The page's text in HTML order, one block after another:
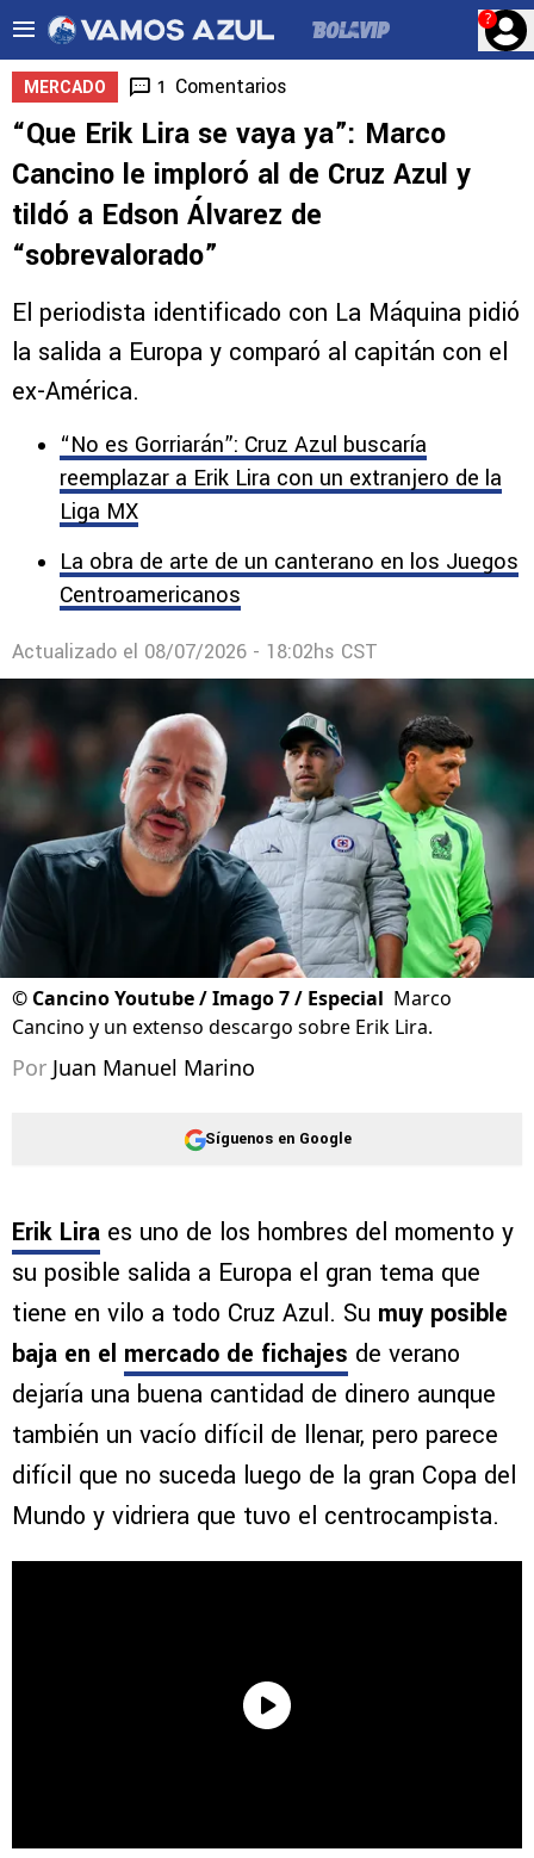
?
MERCADO 1 Comentarios
“Que Erik Lira se vaya ya”: Marco
Cancino le imploró al de Cruz Azul y
tildó a Edson Álvarez de
“sobrevalorado”
El periodista identificado con La Máquina pidió
la salida a Europa y comparó al capitán con el
ex-América.
“No es Gorriarán”: Cruz Azul buscaría
reemplazar a Erik Lira con un extranjero de la
Liga MX
La obra de arte de un canterano en los Juegos
Centroamericanos
Actualizado el 08/07/2026 - 18:02hs CST
© Cancino Youtube / Imago 7 / Especial Marco
Cancino y un extenso descargo sobre Erik Lira.
Por Juan Manuel Marino
Síguenos en Google
Erik Lira es uno de los hombres del momento y
su posible salida a Europa el gran tema que
tiene en vilo a todo Cruz Azul. Su muy posible
baja en el mercado de fichajes de verano
dejaría una buena cantidad de dinero aunque
también un vacío difícil de llenar, pero parece
difícil que no suceda luego de la gran Copa del
Mundo y vidriera que tuvo el centrocampista.